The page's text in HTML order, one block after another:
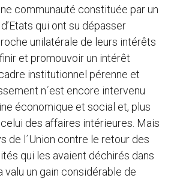
communauté constituée par un
qui ont su dépasser
unilatérale de leurs intérêts
et promouvoir un intérêt
institutionnel pérenne et
n´est encore intervenu
économique et social et, plus
des affaires intérieures. Mais
de l´Union contre le retour des
qui les avaient déchirés dans
valu un gain considérable de